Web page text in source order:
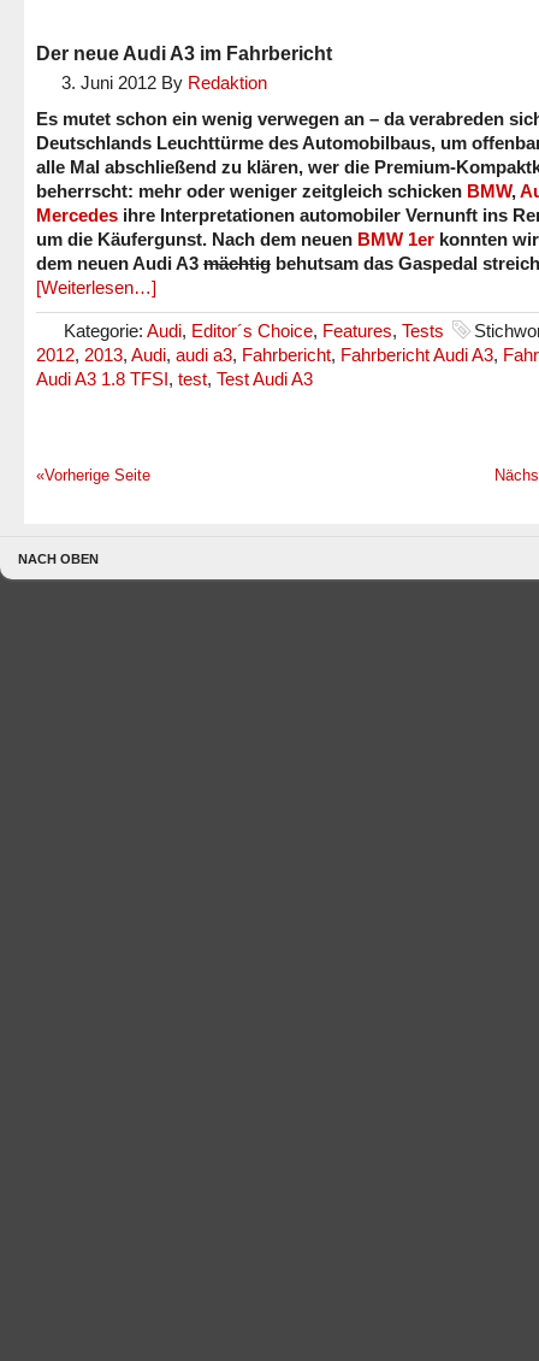
Der neue Audi A3 im Fahrbericht
3. Juni 2012 By Redaktion
Es mutet schon ein wenig verwegen an – da verabreden
Deutschlands Leuchttürme des Automobilbaus, um
alle Mal abschließend zu klären, wer die Premium-
beherrscht: mehr oder weniger zeitgleich schicken BMW,
Mercedes ihre Interpretationen automobiler Vernunft ins
um die Käufergunst. Nach dem neuen BMW 1er konnten
dem neuen Audi A3 mächtig behutsam das Gaspedal
[Weiterlesen…]
Kategorie: Audi, Editor´s Choice, Features, Tests
2012, 2013, Audi, audi a3, Fahrbericht, Fahrbericht Audi A3,
Audi A3 1.8 TFSI, test, Test Audi A3
«Vorherige Seite
NACH OBEN